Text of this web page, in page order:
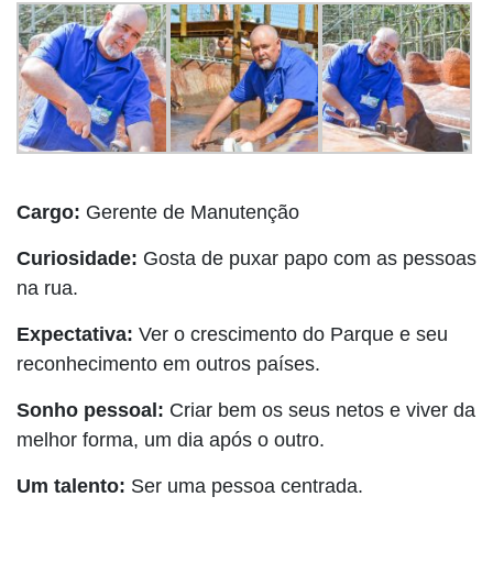
Cargo: Gerente de Manutenção
Curiosidade: Gosta de puxar papo com as pessoas
na rua.
Expectativa: Ver o crescimento do Parque e seu
reconhecimento em outros países.
Sonho pessoal: Criar bem os seus netos e viver da
melhor forma, um dia após o outro.
Um talento: Ser uma pessoa centrada.